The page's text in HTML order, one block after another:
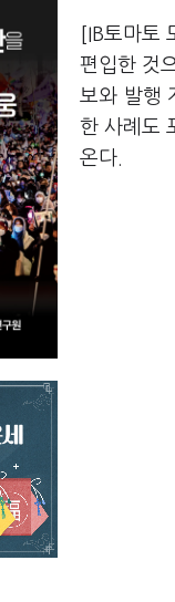
[IB토마토
편입한 것
보와 발행
한 사례도
온다.